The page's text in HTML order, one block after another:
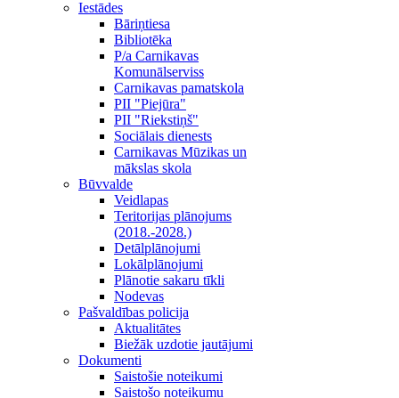
Iestādes
Bāriņtiesa
Bibliotēka
P/a Carnikavas
Komunālserviss
Carnikavas pamatskola
PII "Piejūra"
PII "Riekstiņš"
Sociālais dienests
Carnikavas Mūzikas un
mākslas skola
Būvvalde
Veidlapas
Teritorijas plānojums
(2018.-2028.)
Detālplānojumi
Lokālplānojumi
Plānotie sakaru tīkli
Nodevas
Pašvaldības policija
Aktualitātes
Biežāk uzdotie jautājumi
Dokumenti
Saistošie noteikumi
Saistošo noteikumu